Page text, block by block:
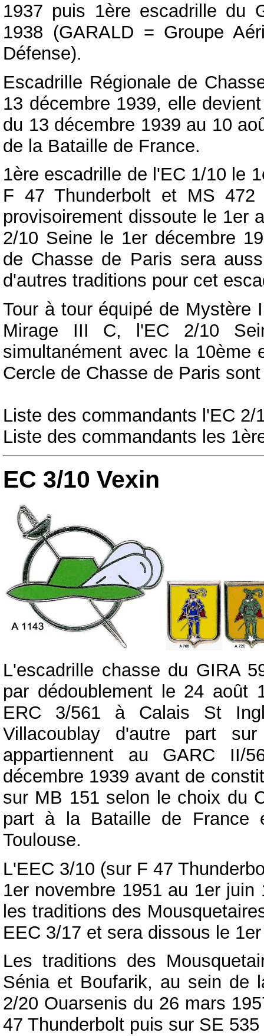
1937 puis 1ère escadrille du
1938 (GARALD = Groupe
Défense).
Escadrille Régionale de
13 décembre 1939, elle
du 13 décembre 1939 au 10
de la Bataille de France.
1ère escadrille de l'EC 1/10 le
F 47 Thunderbolt et MS
provisoirement dissoute le 1er
2/10 Seine le 1er décembre
de Chasse de Paris sera
d'autres traditions pour cet
Tour à tour équipé de
Mirage III C, l'EC 2/10
simultanément avec la 10ème
Cercle de Chasse de Paris
Liste des commandants l'EC 2/
Liste des commandants les
EC 3/10 Vexin
L'escadrille chasse du GIRA
par dédoublement le 24 août
ERC 3/561 à Calais St
Villacoublay d'autre part
appartiennent au GARC II/
décembre 1939 avant de
sur MB 151 selon le choix du
part à la Bataille de France
Toulouse.
L'EEC 3/10 (sur F 47
1er novembre 1951 au 1er
les traditions des
EEC 3/17 et sera dissous le
Les traditions des
Sénia et Boufarik, au sein de
2/20 Ouarsenis du 26 mars
47 Thunderbolt puis sur SE